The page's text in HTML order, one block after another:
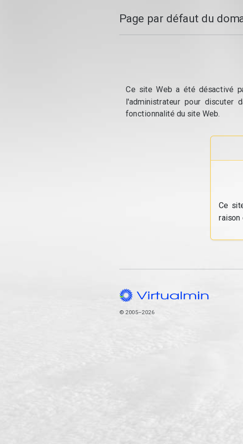
Page par défaut du
Ce site Web a été désactivé
l'administrateur pour discuter
fonctionnalité du site Web.
Ce
raison
© 2005–2026